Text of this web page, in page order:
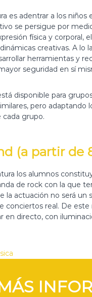
es adentrar a los
se persigue por
física y corporal,
creativas. A lo
herramientas y
seguridad en sí
disponible para
pero adaptando
cada grupo.
(a partir de
los alumnos
de rock con la que
la actuación no será un
conciertos real. De
en directo, con